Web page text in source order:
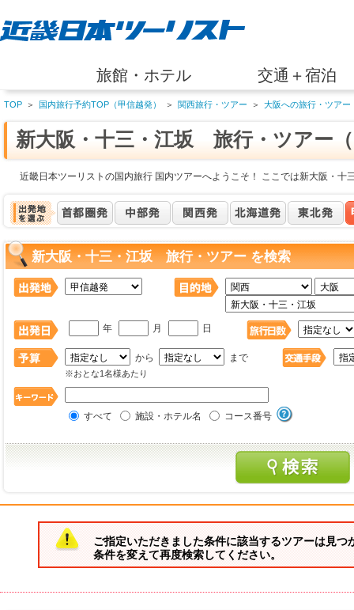
旅館・ホテル 交通＋宿泊
TOP ＞ 国内旅行予約TOP（甲信越発） ＞ 関西旅行・ツアー ＞ 大阪への旅行・ツアー
新大阪・十三・江坂 旅行・ツアー
近畿日本ツーリストの国内旅行 国内ツアーへようこそ！ ここでは新大阪・十
新大阪・十三・江坂 旅行・ツアー を検索
年 月 日
から まで
※おとな1名様あたり
すべて 施設・ホテル名 コース番号
ご指定いただきました条件に該当するツアーは見つ
条件を変えて再度検索してください。